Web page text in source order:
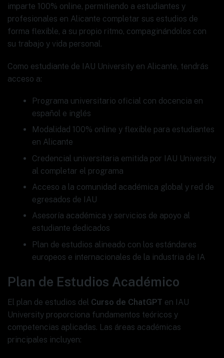
imparte 100% online, permitiendo a estudiantes y
profesionales en Alicante completar sus estudios de
forma flexible, a su propio ritmo, compaginándolos con
su trabajo y vida personal.
Como estudiante de IAU University en Alicante, tendrás
acceso a:
Programa universitario oficial con docencia en
español e inglés
Modalidad 100% online y flexible para estudiantes
en Alicante
Credencial universitaria emitida por IAU University
al completar el programa
Acceso a la comunidad académica global y red de
egresados de IAU
Asesoría académica y servicios de apoyo al
estudiante dedicados
Plan de estudios alineado con los estándares
europeos e internacionales de la industria de IA
Plan de Estudios Académico
El plan de estudios del Curso de ChatGPT en IAU
University proporciona fundamentos teóricos y
competencias aplicadas. Las áreas académicas
principales incluyen: